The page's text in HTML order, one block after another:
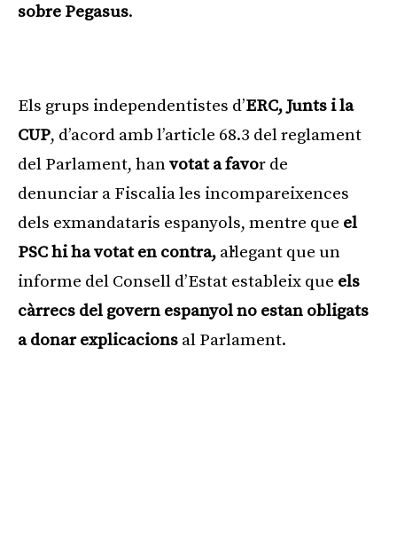
sobre Pegasus.
Els grups independentistes d’ERC, Junts i la
CUP, d’acord amb l’article 68.3 del reglament
del Parlament, hanvotat a favor de
denunciar a Fiscalia les incompareixences
dels exmandataris espanyols, mentre que el
PSC hi ha votat en contra, al·legant que un
informe del Consell d’Estat estableix que els
càrrecs del govern espanyol no estan obligats
a donar explicacions al Parlament.